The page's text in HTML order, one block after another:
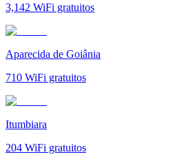
3,142 WiFi gratuitos
Aparecida de Goiânia
710 WiFi gratuitos
Itumbiara
204 WiFi gratuitos